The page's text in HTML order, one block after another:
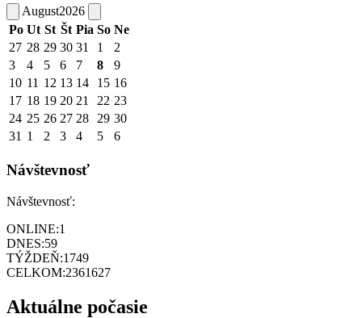
August2026
Po Ut St Št Pia So Ne
27 28 29 30 31 1
2
3
4 5 6 7 8
9
10 11 12 13 14 15 16
17 18 19 20 21 22 23
24 25 26 27 28 29 30
31 1 2 3 4 5 6
Návštevnosť
Návštevnosť:
ONLINE:1
DNES:59
TÝŽDEŇ:1749
CELKOM:2361627
Aktuálne počasie